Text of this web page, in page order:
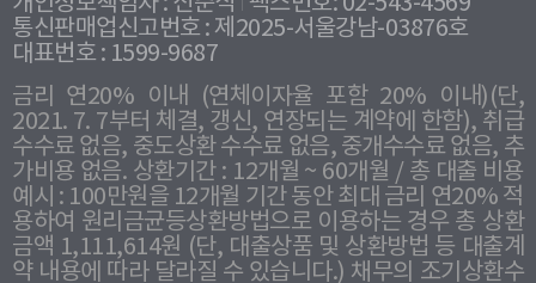
통신판매업신고번호 : 제2025-서울강남-03876호
대표번호 : 1599-9687
금리 연20% 이내 (연체이자율 포함 20% 이내)(단,
2021. 7. 7부터 체결, 갱신, 연장되는 계약에 한함), 취급
수수료 없음, 중도상환 수수료 없음, 중개수수료 없음, 추
가비용 없음. 상환기간 : 12개월 ~ 60개월 / 총 대출 비용
예시 : 100만원을 12개월 기간 동안 최대 금리 연20% 적
용하여 원리금균등상환방법으로 이용하는 경우 총 상환
금액 1,111,614원 (단, 대출상품 및 상환방법 등 대출계
약 내용에 따라 달라질 수 있습니다.) 채무의 조기상환수